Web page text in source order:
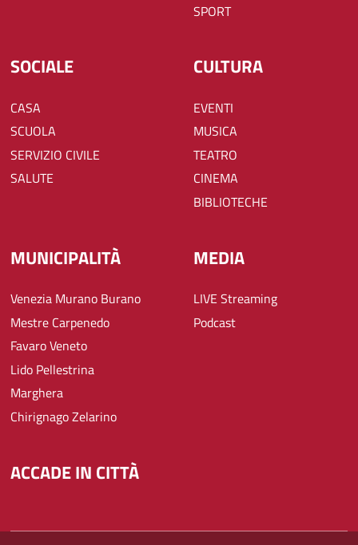
SPORT
SOCIALE
CASA
SCUOLA
SERVIZIO CIVILE
SALUTE
CULTURA
EVENTI
MUSICA
TEATRO
CINEMA
BIBLIOTECHE
MUNICIPALITÀ
Venezia Murano Burano
Mestre Carpenedo
Favaro Veneto
Lido Pellestrina
Marghera
Chirignago Zelarino
MEDIA
LIVE Streaming
Podcast
ACCADE IN CITTÀ